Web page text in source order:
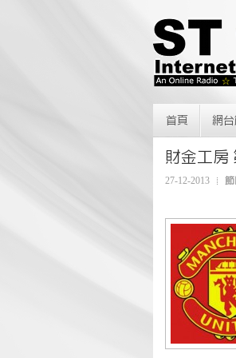
首頁 網台
財金工房
27-12-2013 節